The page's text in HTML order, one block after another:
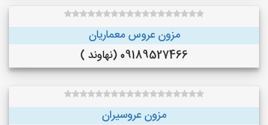
مزون عروس معماریان
09189527466 (نهاوند )
مزون عروسیران